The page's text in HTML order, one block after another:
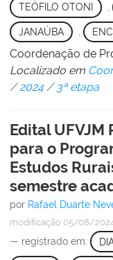
TEÓFILO OTONI ,
JANAÚBA
Coordenação de
Localizado em
/2024 / 3ª etapa
Edital UFVJM
para o
Estudos
semestre
por Rafael Duarte
modificação 05/08/
— registrado em: